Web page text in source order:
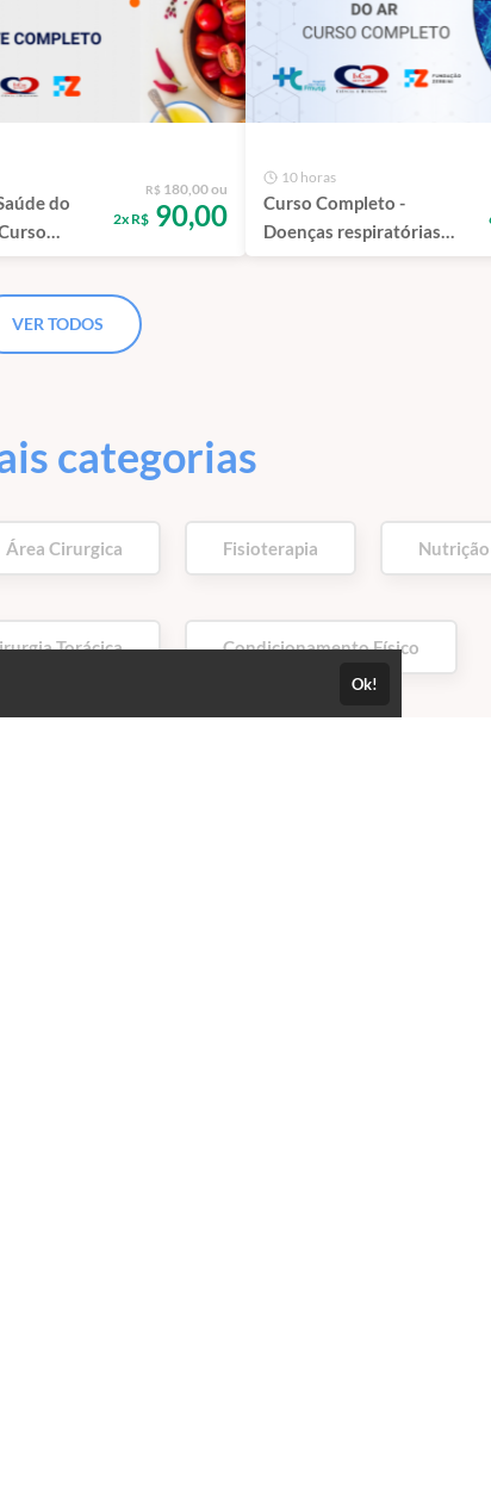
PRESENCIAL)
do
R$ 180,00 ou
2x R$90,00
10 horas
Curso Completo -
Doenças respiratórias
ocupacionais, tabagismo e
VER TODOS
categorias
Área Cirurgica Fisioterapia Nutrição
Torácica Condicionamento Físico
Ok!